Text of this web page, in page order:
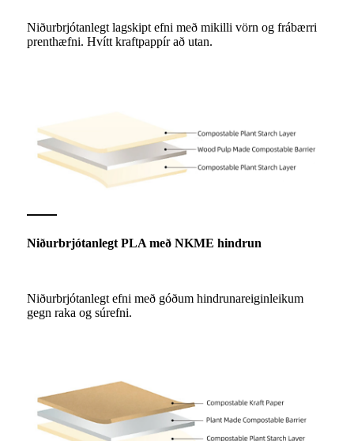
Niðurbrjótanlegt lagskipt efni með mikilli vörn og frábærri
prenthæfni. Hvítt kraftpappír að utan.
Niðurbrjótanlegt PLA með NKME hindrun
Niðurbrjótanlegt efni með góðum hindrunareiginleikum
gegn raka og súrefni.